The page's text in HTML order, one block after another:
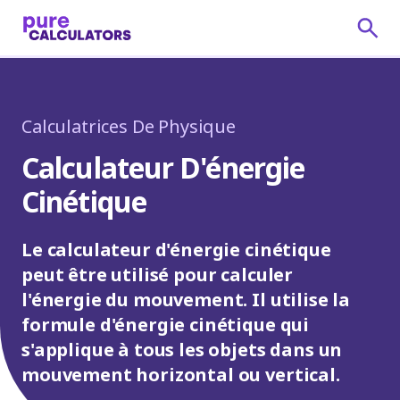
Calculatrices De Physique
Calculateur D'énergie
Cinétique
Le calculateur d'énergie cinétique
peut être utilisé pour calculer
l'énergie du mouvement. Il utilise la
formule d'énergie cinétique qui
s'applique à tous les objets dans un
mouvement horizontal ou vertical.